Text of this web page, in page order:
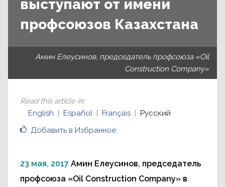
выступают от имени
профсоюзов Казахстана
Амин Елеусинов, председатель профсоюза «Oil
Construction Company»
Добавить в Избранное
Read this article in:
English
Español Français Русский
23 мая, 2017 Амин Елеусинов, председатель
профсоюза «Oil Construction Company» в